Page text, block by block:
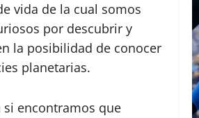
vida de la cual somos
por descubrir y
la posibilidad de conocer
planetarias.
si encontramos que